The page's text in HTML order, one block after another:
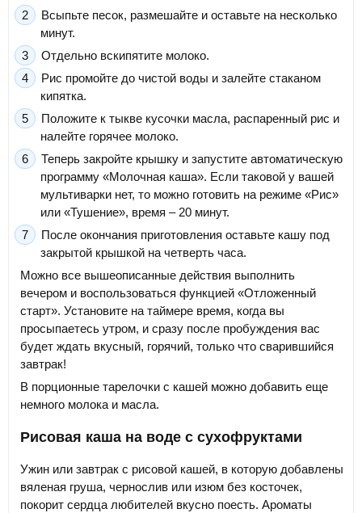
Всыпьте песок, размешайте и оставьте на несколько
минут.
Отдельно вскипятите молоко.
Рис промойте до чистой воды и залейте стаканом
кипятка.
Положите к тыкве кусочки масла, распаренный рис и
налейте горячее молоко.
Теперь закройте крышку и запустите автоматическую
программу «Молочная каша». Если таковой у вашей
мультиварки нет, то можно готовить на режиме «Рис»
или «Тушение», время – 20 минут.
После окончания приготовления оставьте кашу под
закрытой крышкой на четверть часа.
Можно все вышеописанные действия выполнить
вечером и воспользоваться функцией «Отложенный
старт». Установите на таймере время, когда вы
просыпаетесь утром, и сразу после пробуждения вас
будет ждать вкусный, горячий, только что сварившийся
завтрак!
В порционные тарелочки с кашей можно добавить еще
немного молока и масла.
Рисовая каша на воде с сухофруктами
Ужин или завтрак с рисовой кашей, в которую добавлены
вяленая груша, чернослив или изюм без косточек,
покорит сердца любителей вкусно поесть. Ароматы